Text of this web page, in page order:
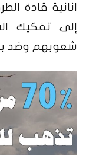
انانية قادة
إلى تفكيك
شعوبهم وضد